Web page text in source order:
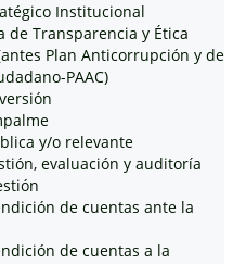
Institucional
de Transparencia y Ética
Plan Anticorrupción y de
PAAC)
y/o relevante
evaluación y auditoría
de cuentas ante la
de cuentas a la